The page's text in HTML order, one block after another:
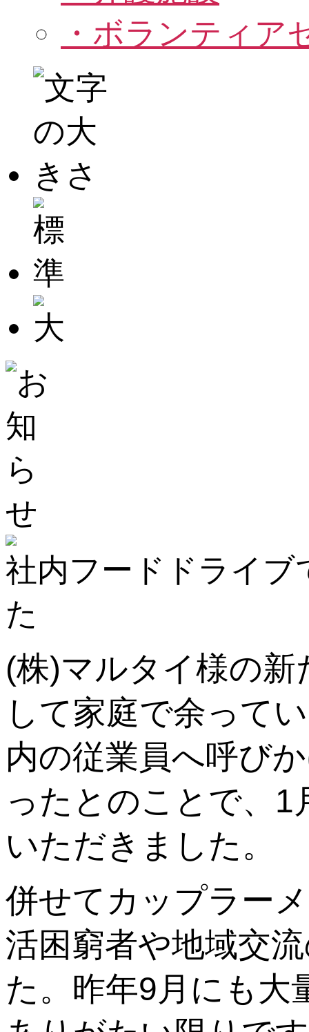
・ボランティア
社内フードドライブ
た
(株)マルタイ様の
して家庭で余って
内の従業員へ呼び
ったとのことで、1
いただきました。
併せて カップラー
活困窮者や地域交
た。昨年9月にも大